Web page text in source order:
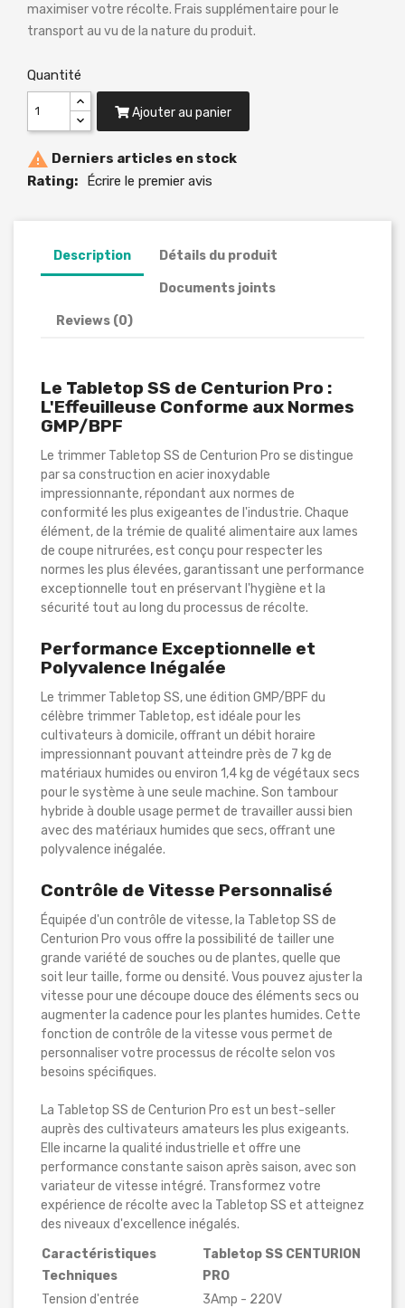
maximiser votre récolte. Frais supplémentaire pour le
transport au vu de la nature du produit.
Quantité
Ajouter au panier
 Derniers articles en stock
Rating:
Écrire le premier avis
Description Détails du produit
Documents joints
Reviews (0)
Le Tabletop SS de Centurion Pro :
L'Effeuilleuse Conforme aux Normes
GMP/BPF
Le trimmer Tabletop SS de Centurion Pro se distingue
par sa construction en acier inoxydable
impressionnante, répondant aux normes de
conformité les plus exigeantes de l'industrie. Chaque
élément, de la trémie de qualité alimentaire aux lames
de coupe nitrurées, est conçu pour respecter les
normes les plus élevées, garantissant une performance
exceptionnelle tout en préservant l'hygiène et la
sécurité tout au long du processus de récolte.
Performance Exceptionnelle et
Polyvalence Inégalée
Le trimmer Tabletop SS, une édition GMP/BPF du
célèbre trimmer Tabletop, est idéale pour les
cultivateurs à domicile, offrant un débit horaire
impressionnant pouvant atteindre près de 7 kg de
matériaux humides ou environ 1,4 kg de végétaux secs
pour le système à une seule machine. Son tambour
hybride à double usage permet de travailler aussi bien
avec des matériaux humides que secs, offrant une
polyvalence inégalée.
Contrôle de Vitesse Personnalisé
Équipée d'un contrôle de vitesse, la Tabletop SS de
Centurion Pro vous offre la possibilité de tailler une
grande variété de souches ou de plantes, quelle que
soit leur taille, forme ou densité. Vous pouvez ajuster la
vitesse pour une découpe douce des éléments secs ou
augmenter la cadence pour les plantes humides. Cette
fonction de contrôle de la vitesse vous permet de
personnaliser votre processus de récolte selon vos
besoins spécifiques.
La Tabletop SS de Centurion Pro est un best-seller
auprès des cultivateurs amateurs les plus exigeants.
Elle incarne la qualité industrielle et offre une
performance constante saison après saison, avec son
variateur de vitesse intégré. Transformez votre
expérience de récolte avec la Tabletop SS et atteignez
des niveaux d'excellence inégalés.
Caractéristiques
Techniques
Tabletop SS CENTURION
PRO
Tension d'entrée
3Amp - 220V